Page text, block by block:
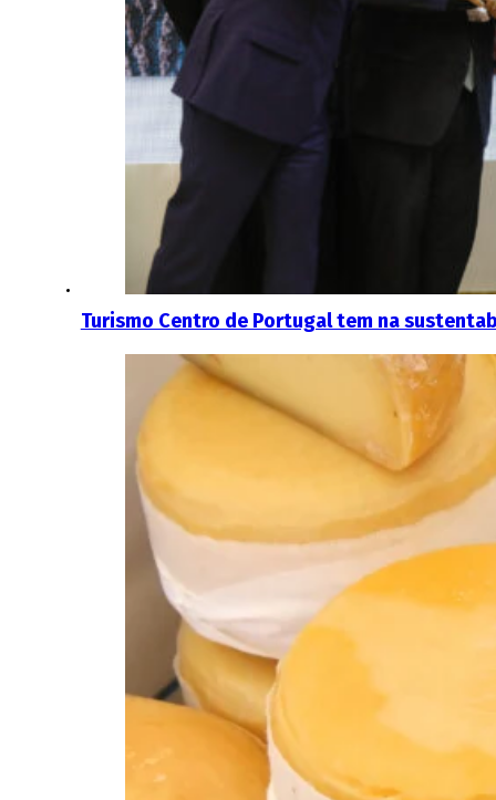
Turismo Centro de Portugal tem na